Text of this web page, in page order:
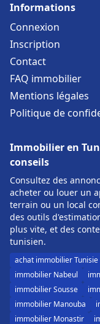
Informations
Connexion
Inscription
Contact
FAQ immobilier
Mentions légales
Politique de
Immobilier en
conseils
Consultez des
acheter ou louer un
terrain ou un local
des outils
plus vite, et des
tunisien.
achat immobilier Tunisie
immobilier Nabeul
immobilier Sousse
immobilier Manouba
immobilier Monastir